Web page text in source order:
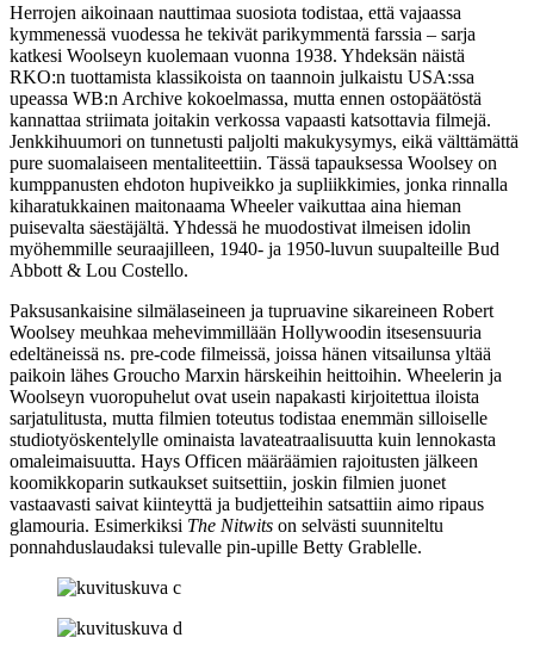
Herrojen aikoinaan nauttimaa suosiota todistaa, että vajaassa
kymmenessä vuodessa he tekivät parikymmentä farssia – sarja
katkesi Woolseyn kuolemaan vuonna 1938. Yhdeksän näistä
RKO:n tuottamista klassikoista on taannoin julkaistu USA:ssa
upeassa WB:n Archive kokoelmassa, mutta ennen ostopäätöstä
kannattaa striimata joitakin verkossa vapaasti katsottavia filmejä.
Jenkkihuumori on tunnetusti paljolti makukysymys, eikä välttämättä
pure suomalaiseen mentaliteettiin. Tässä tapauksessa Woolsey on
kumppanusten ehdoton hupiveikko ja supliikkimies, jonka rinnalla
kiharatukkainen maitonaama Wheeler vaikuttaa aina hieman
puisevalta säestäjältä. Yhdessä he muodostivat ilmeisen idolin
myöhemmille seuraajilleen, 1940‑ ja 1950‑luvun suupalteille Bud
Abbott & Lou Costello.
Paksusankaisine silmälaseineen ja tupruavine sikareineen Robert
Woolsey meuhkaa mehevimmillään Hollywoodin itsesensuuria
edeltäneissä ns. pre‑code filmeissä, joissa hänen vitsailunsa yltää
paikoin lähes Groucho Marxin härskeihin heittoihin. Wheelerin ja
Woolseyn vuoropuhelut ovat usein napakasti kirjoitettua iloista
sarjatulitusta, mutta filmien toteutus todistaa enemmän silloiselle
studiotyöskentelylle ominaista lavateatraalisuutta kuin lennokasta
omaleimaisuutta. Hays Officen määräämien rajoitusten jälkeen
koomikkoparin sutkaukset suitsettiin, joskin filmien juonet
vastaavasti saivat kiinteyttä ja budjetteihin satsattiin aimo ripaus
glamouria. Esimerkiksi The Nitwits on selvästi suunniteltu
ponnahduslaudaksi tulevalle pin‑upille Betty Grablelle.